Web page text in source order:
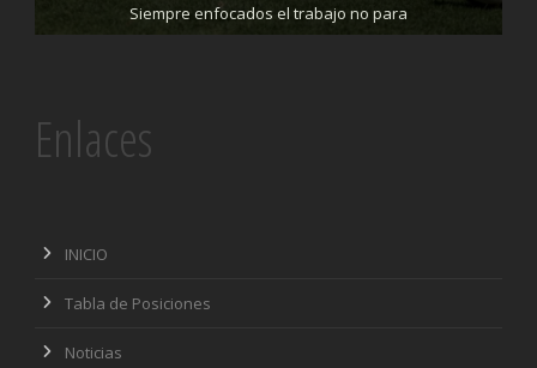
Siempre enfocados el trabajo no para
Trabajando enfocados, listos para el partido de mañana
Enlaces
INICIO
Tabla de Posiciones
Noticias